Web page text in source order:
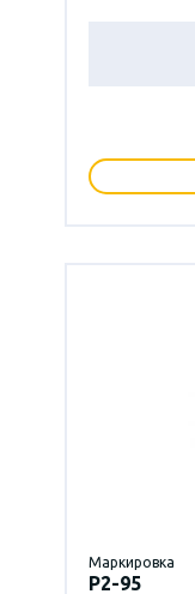
Маркировка
P2-95